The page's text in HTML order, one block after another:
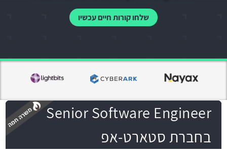
שלחו קורות חיים עכשיו
Senior Software Engineer
בחברת סטארט-אפ